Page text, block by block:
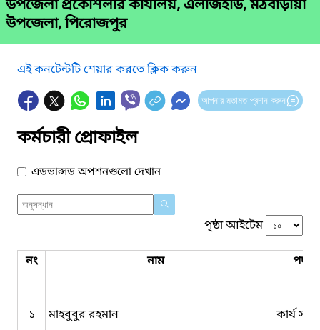
উপজেলা প্রকৌশলীর কার্যালয়, এলজিইডি, মঠবাড়ীয়া
উপজেলা, পিরোজপুর
এই কনটেন্টটি শেয়ার করতে ক্লিক করুন
আপনার মতামত প্রদান করুন
কর্মচারী প্রোফাইল
এডভান্সড অপশনগুলো দেখান
পৃষ্ঠা আইটেম
নং নাম পদবি
১ মাহবুবুর রহমান কার্য